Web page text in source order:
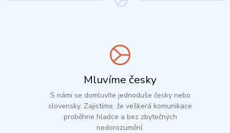
Mluvíme česky
S námi se domluvíte jednoduše česky nebo
slovensky. Zajistíme, že veškerá komunikace
proběhne hladce a bez zbytečných
nedorozumění.